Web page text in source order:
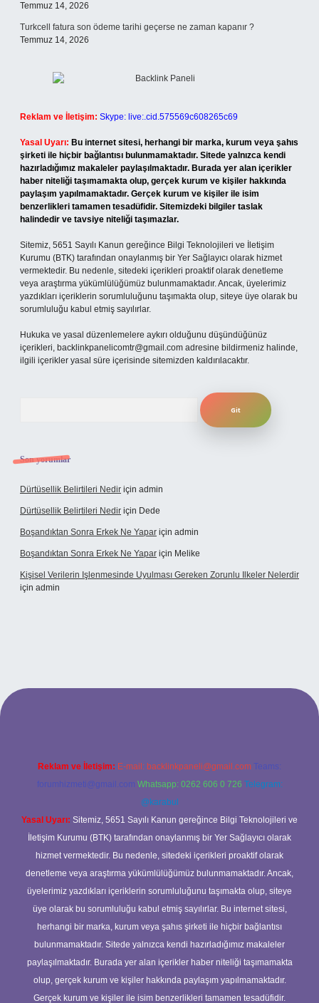
Temmuz 14, 2026
Turkcell fatura son ödeme tarihi geçerse ne zaman kapanır ?
Temmuz 14, 2026
Reklam ve İletişim: Skype: live:.cid.575569c608265c69
Yasal Uyarı: Bu internet sitesi, herhangi bir marka, kurum veya şahıs
şirketi ile hiçbir bağlantısı bulunmamaktadır. Sitede yalnızca kendi
hazırladığımız makaleler paylaşılmaktadır. Burada yer alan içerikler
haber niteliği taşımamakta olup, gerçek kurum ve kişiler hakkında
paylaşım yapılmamaktadır. Gerçek kurum ve kişiler ile isim
benzerlikleri tamamen tesadüfidir. Sitemizdeki bilgiler taslak
halindedir ve tavsiye niteliği taşımazlar.
Sitemiz, 5651 Sayılı Kanun gereğince Bilgi Teknolojileri ve İletişim
Kurumu (BTK) tarafından onaylanmış bir Yer Sağlayıcı olarak hizmet
vermektedir. Bu nedenle, sitedeki içerikleri proaktif olarak denetleme
veya araştırma yükümlülüğümüz bulunmamaktadır. Ancak, üyelerimiz
yazdıkları içeriklerin sorumluluğunu taşımakta olup, siteye üye olarak bu
sorumluluğu kabul etmiş sayılırlar.
Hukuka ve yasal düzenlemelere aykırı olduğunu düşündüğünüz
içerikleri, backlinkpanelicomtr@gmail.com adresine bildirmeniz halinde,
ilgili içerikler yasal süre içerisinde sitemizden kaldırılacaktır.
Son yorumlar
Dürtüsellik Belirtileri Nedir için admin
Dürtüsellik Belirtileri Nedir için Dede
Boşandıktan Sonra Erkek Ne Yapar için admin
Boşandıktan Sonra Erkek Ne Yapar için Melike
Kişisel Verilerin Işlenmesinde Uyulması Gereken Zorunlu Ilkeler Nelerdir
için admin
Reklam ve İletişim: E-mail: backlinkpaneli@gmail.com Teams:
forumhizmeti@gmail.com Whatsapp: 0262 606 0 726 Telegram:
@karabul
Yasal Uyarı: Sitemiz, 5651 Sayılı Kanun gereğince Bilgi Teknolojileri ve
İletişim Kurumu (BTK) tarafından onaylanmış bir Yer Sağlayıcı olarak
hizmet vermektedir. Bu nedenle, sitedeki içerikleri proaktif olarak
denetleme veya araştırma yükümlülüğümüz bulunmamaktadır. Ancak,
üyelerimiz yazdıkları içeriklerin sorumluluğunu taşımakta olup, siteye
üye olarak bu sorumluluğu kabul etmiş sayılırlar. Bu internet sitesi,
herhangi bir marka, kurum veya şahıs şirketi ile hiçbir bağlantısı
bulunmamaktadır. Sitede yalnızca kendi hazırladığımız makaleler
paylaşılmaktadır. Burada yer alan içerikler haber niteliği taşımamakta
olup, gerçek kurum ve kişiler hakkında paylaşım yapılmamaktadır.
Gerçek kurum ve kişiler ile isim benzerlikleri tamamen tesadüfidir.